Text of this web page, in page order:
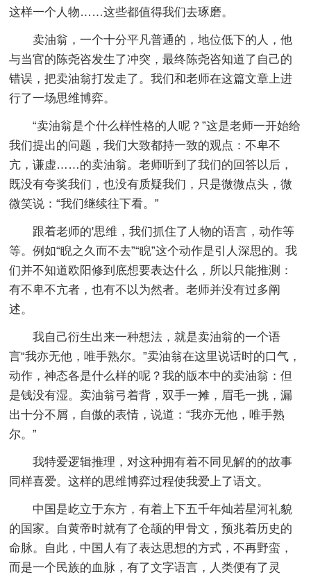
这样一个人物……这些都值得我们去琢磨。
卖油翁，一个十分平凡普通的，地位低下的人，他
与当官的陈尧咨发生了冲突，最终陈尧咨知道了自己的
错误，把卖油翁打发走了。我们和老师在这篇文章上进
行了一场思维博弈。
“卖油翁是个什么样性格的人呢？”这是老师一开始给
我们提出的问题，我们大致都持一致的观点：不卑不
亢，谦虚……的卖油翁。老师听到了我们的回答以后，
既没有夸奖我们，也没有质疑我们，只是微微点头，微
微笑说：“我们继续往下看。”
跟着老师的'思维，我们抓住了人物的语言，动作等
等。例如“睨之久而不去”“睨”这个动作是引人深思的。我
们并不知道欧阳修到底想要表达什么，所以只能推测：
有不卑不亢者，也有不以为然者。老师并没有过多阐
述。
我自己衍生出来一种想法，就是卖油翁的一个语
言“我亦无他，唯手熟尔。”卖油翁在这里说话时的口气，
动作，神态各是什么样的呢？我的版本中的卖油翁：但
是钱没有湿。卖油翁弓着背，双手一摊，眉毛一挑，漏
出十分不屑，自傲的表情，说道：“我亦无他，唯手熟
尔。”
我特爱逻辑推理，对这种拥有着不同见解的的故事
同样喜爱。这样的思维博弈过程使我爱上了语文。
中国是屹立于东方，有着上下五千年灿若星河礼貌
的国家。自黄帝时就有了仓颉的甲骨文，预兆着历史的
命脉。自此，中国人有了表达思想的方式，不再野蛮，
而是一个民族的血脉，有了文字语言，人类便有了灵